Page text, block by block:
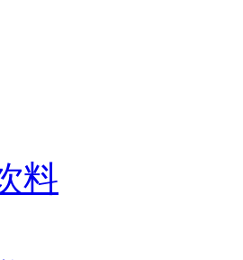
料